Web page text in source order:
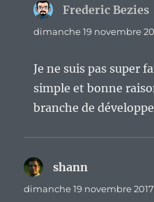
Frederic Bezies
dimanche 19 novembre
Je ne suis pas super
simple et bonne
branche de
shann
dimanche 19 novembre 2017